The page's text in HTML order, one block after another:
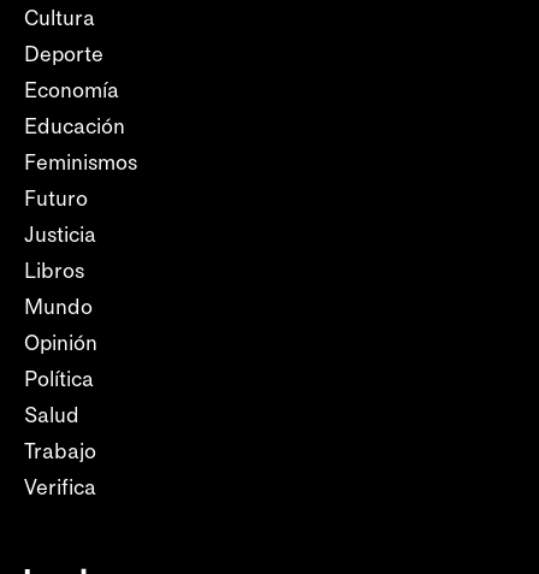
Cultura
Deporte
Economía
Educación
Feminismos
Futuro
Justicia
Libros
Mundo
Opinión
Política
Salud
Trabajo
Verifica